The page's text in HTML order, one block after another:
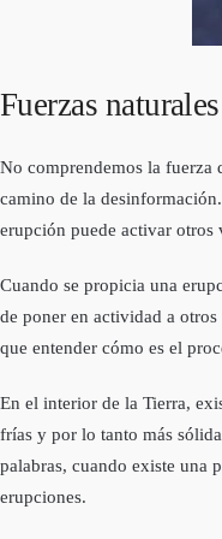
Fuerzas
No comprendemos la fuerza
camino de la
erupción puede activar otros
Cuando se propicia una
de poner en actividad a
que entender cómo es el
En el interior de la Tierra,
frías y por lo tanto más
palabras, cuando existe una
erupciones.